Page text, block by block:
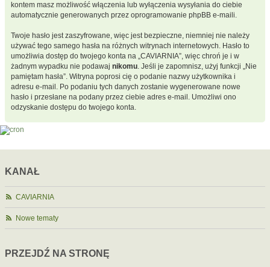
kontem masz możliwość włączenia lub wyłączenia wysyłania do ciebie
automatycznie generowanych przez oprogramowanie phpBB e-maili.
Twoje hasło jest zaszyfrowane, więc jest bezpieczne, niemniej nie należy
używać tego samego hasła na różnych witrynach internetowych. Hasło to
umożliwia dostęp do twojego konta na „CAVIARNIA”, więc chroń je i w
żadnym wypadku nie podawaj nikomu. Jeśli je zapomnisz, użyj funkcji „Nie
pamiętam hasła”. Witryna poprosi cię o podanie nazwy użytkownika i
adresu e-mail. Po podaniu tych danych zostanie wygenerowane nowe
hasło i przesłane na podany przez ciebie adres e-mail. Umożliwi ono
odzyskanie dostępu do twojego konta.
KANAŁ
CAVIARNIA
Nowe tematy
PRZEJDŹ NA STRONĘ